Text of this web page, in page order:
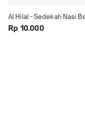
Al Hilal - Sedekah Nasi
Rp 10.000